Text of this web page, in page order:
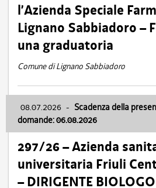
l’Azienda Speciale
Lignano Sabbiadoro –
una graduatoria
Comune di Lignano Sabbiadoro
08.07.2026 - Scadenza della
domande: 06.08.2026
297/26 – Azienda
universitaria Friuli
– DIRIGENTE